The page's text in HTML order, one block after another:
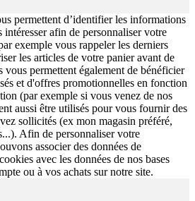
permettent d’identifier les informations
afin de personnaliser votre
exemple vous rappeler les derniers
les articles de votre panier avant de
vous permettent également de bénéficier
et d'offres promotionnelles en fonction
(par exemple si vous venez de nos
aussi être utilisés pour vous fournir des
sollicités (ex mon magasin préféré,
Afin de personnaliser votre
associer des données de
avec les données de nos bases
ou à vos achats sur notre site.